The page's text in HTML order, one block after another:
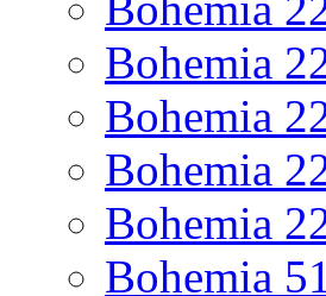
Bohemia
Bohemia
Bohemia
Bohemia
Bohemia